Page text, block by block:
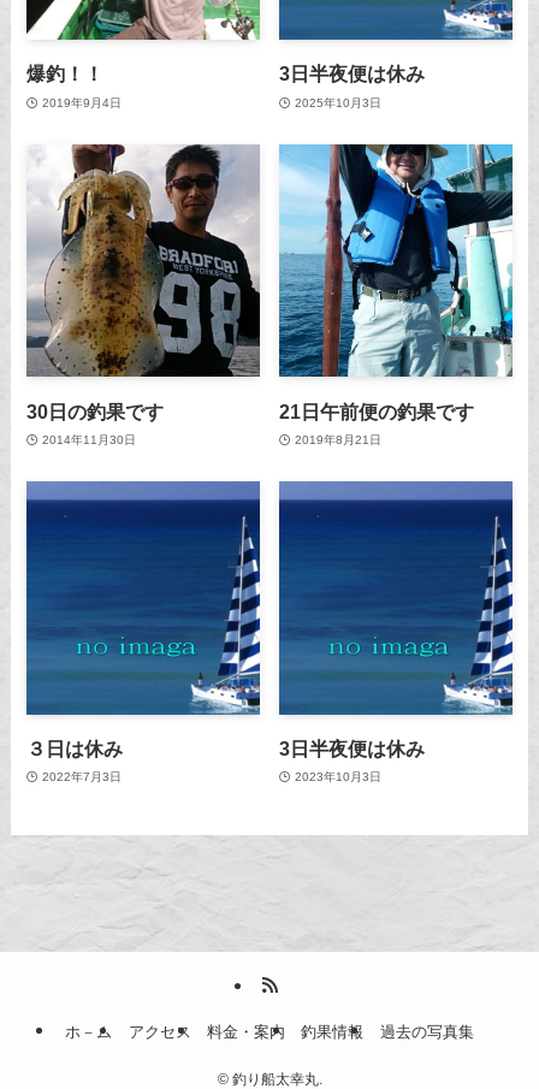
爆釣！！
2019年9月4日
3日半夜便は休み
2025年10月3日
30日の釣果です
2014年11月30日
21日午前便の釣果です
2019年8月21日
３日は休み
2022年7月3日
3日半夜便は休み
2023年10月3日
ホ－ム アクセス 料金・案内 釣果情報 過去の写真集
©釣り船太幸丸.